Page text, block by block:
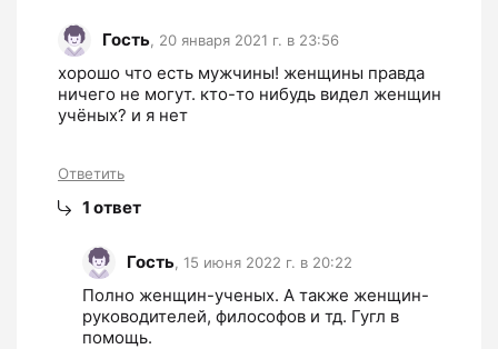
Гость 20 января 2021 г. в 23:56
хорошо что есть мужчины! женщины правда
ничего не могут. кто-то нибудь видел женщин
учёных? и я нет
Ответить
1 ответ
Гость 15 июня 2022 г. в 20:22
Полно женщин-ученых. А также женщин-
руководителей, философов и тд. Гугл в
помощь.